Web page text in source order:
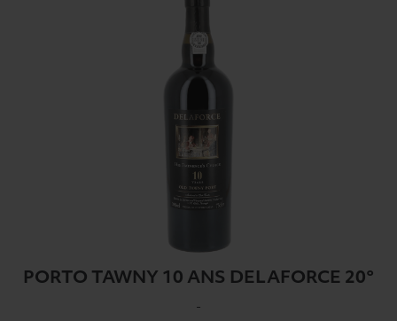
PORTO TAWNY 10 ANS DELAFORCE 20°
-